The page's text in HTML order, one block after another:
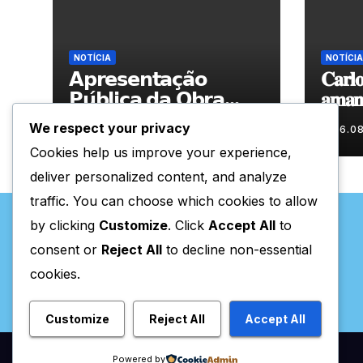
NOTÍCIA
𝗔𝗽𝗿𝗲𝘀𝗲𝗻𝘁𝗮𝗰̧𝗮̃𝗼
𝗣𝘂́𝗯𝗹𝗶𝗰𝗮 𝗱𝗮 𝗢𝗯𝗿𝗮
“𝗣𝗿𝗼𝗰𝘂𝗿𝗼 𝗮
𝗙𝗲𝗹𝗶𝗰𝗶𝗱𝗮𝗱𝗲 𝗲 𝗲𝗹𝗮
𝗺𝗼𝗿𝗮 𝗰𝗼𝗺𝗶𝗴𝗼”
06.08.2026
NOTÍCIA
𝐀𝐫𝐭𝐞𝐬
Valpaços Online
We respect your privacy
Cookies help us improve your experience,
deliver personalized content, and analyze
traffic. You can choose which cookies to allow
by clicking Customize. Click Accept All to
consent or Reject All to decline non-essential
cookies.
Customize Reject All Accept All
Powered by